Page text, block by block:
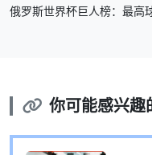
俄罗斯世界杯巨人榜：最高
你可能感兴趣